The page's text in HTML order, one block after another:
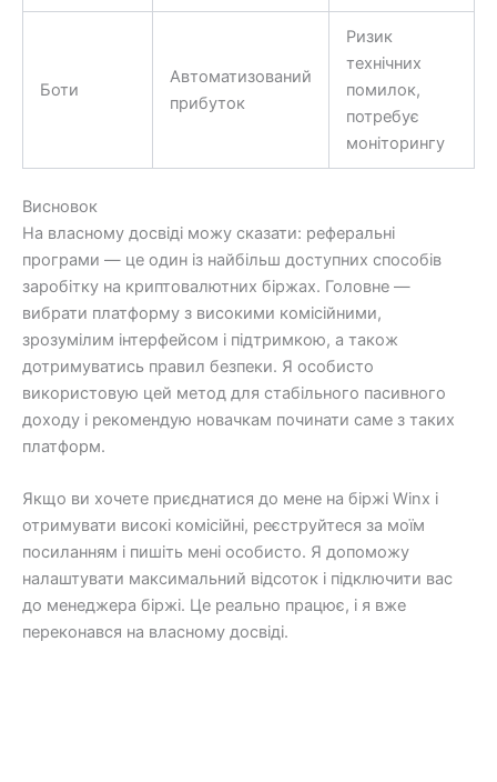
Боти
Автоматизований
прибуток
Ризик
технічних
помилок,
потребує
моніторингу
Висновок
На власному досвіді можу сказати: реферальні
програми — це один із найбільш доступних способів
заробітку на криптовалютних біржах. Головне —
вибрати платформу з високими комісійними,
зрозумілим інтерфейсом і підтримкою, а також
дотримуватись правил безпеки. Я особисто
використовую цей метод для стабільного пасивного
доходу і рекомендую новачкам починати саме з таких
платформ.
Якщо ви хочете приєднатися до мене на біржі Winx і
отримувати високі комісійні, реєструйтеся за моїм
посиланням і пишіть мені особисто. Я допоможу
налаштувати максимальний відсоток і підключити вас
до менеджера біржі. Це реально працює, і я вже
переконався на власному досвіді.